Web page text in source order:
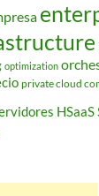
optimization
private cloud
HSaaS